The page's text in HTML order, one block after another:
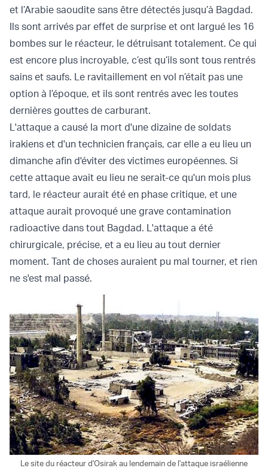
et l’Arabie saoudite sans être détectés jusqu’à Bagdad.
Ils sont arrivés par effet de surprise et ont largué les 16
bombes sur le réacteur, le détruisant totalement. Ce qui
est encore plus incroyable, c’est qu’ils sont tous rentrés
sains et saufs. Le ravitaillement en vol n’était pas une
option à l’époque, et ils sont rentrés avec les toutes
dernières gouttes de carburant.
L'attaque a causé la mort d'une dizaine de soldats
irakiens et d'un technicien français, car elle a eu lieu un
dimanche afin d'éviter des victimes européennes. Si
cette attaque avait eu lieu ne serait-ce qu'un mois plus
tard, le réacteur aurait été en phase critique, et une
attaque aurait provoqué une grave contamination
radioactive dans tout Bagdad. L'attaque a été
chirurgicale, précise, et a eu lieu au tout dernier
moment. Tant de choses auraient pu mal tourner, et rien
ne s'est mal passé.
Le site du réacteur d'Osirak au lendemain de l'attaque israélienne